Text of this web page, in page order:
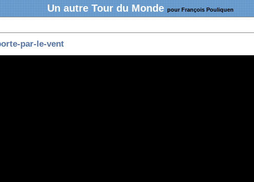
Un autre Tour du Monde pour François Pouliquen
par-le-vent